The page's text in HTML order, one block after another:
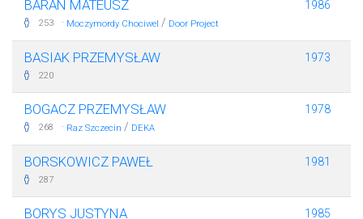
BARAN MATEUSZ
253 · Moczymordy Chociwel / Door Project
1986
BASIAK PRZEMYSŁAW
220
1973
BOGACZ PRZEMYSŁAW
268 · Raz Szczecin / DEKA
1978
BORSKOWICZ PAWEŁ
287
1981
BORYS JUSTYNA 1985